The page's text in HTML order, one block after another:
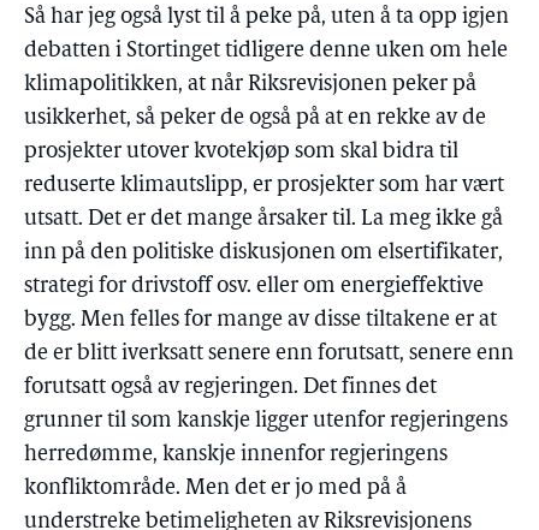
Så har jeg også lyst til å peke på, uten å ta opp igjen
debatten i Stortinget tidligere denne uken om hele
klimapolitikken, at når Riksrevisjonen peker på
usikkerhet, så peker de også på at en rekke av de
prosjekter utover kvotekjøp som skal bidra til
reduserte klimautslipp, er prosjekter som har vært
utsatt. Det er det mange årsaker til. La meg ikke gå
inn på den politiske diskusjonen om elsertifikater,
strategi for drivstoff osv. eller om energieffektive
bygg. Men felles for mange av disse tiltakene er at
de er blitt iverksatt senere enn forutsatt, senere enn
forutsatt også av regjeringen. Det finnes det
grunner til som kanskje ligger utenfor regjeringens
herredømme, kanskje innenfor regjeringens
konfliktområde. Men det er jo med på å
understreke betimeligheten av Riksrevisjonens